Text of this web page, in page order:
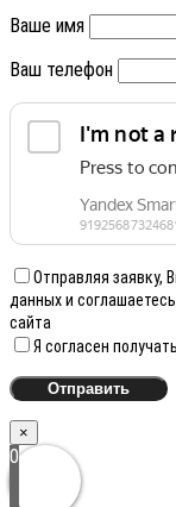
Ваше имя
Ваш телефон
Отправляя заявку,
данных и
сайта
Я согласен
×
0